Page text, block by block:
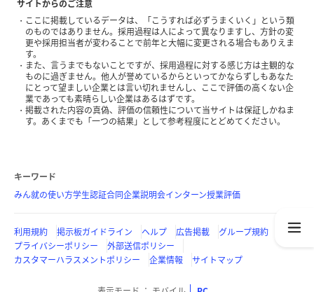
サイトからのご注意
ここに掲載しているデータは、「こうすれば必ずうまくいく」という類
のものではありません。採用過程は人によって異なりますし、方針の変
更や採用担当者が変わることで前年と大幅に変更される場合もありえま
す。
また、言うまでもないことですが、採用過程に対する感じ方は主観的な
ものに過ぎません。他人が誉めているからといってかならずしもあなた
にとって望ましい企業とは言い切れませんし、ここで評価の高くない企
業であっても素晴らしい企業はあるはずです。
掲載された内容の真偽、評価の信頼性について当サイトは保証しかねま
す。あくまでも「一つの結果」として参考程度にとどめてください。
キーワード
みん就の使い方学生認証合同企業説明会インターン授業評価
利用規約 掲示板ガイドライン ヘルプ 広告掲載
グループ規約
プライバシーポリシー
外部送信ポリシー
カスタマーハラスメントポリシー
企業情報 サイトマップ